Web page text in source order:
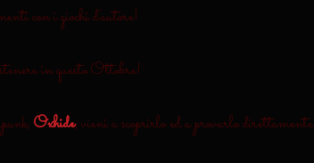
con i giochi d'autore!
in questo Ottobre!
Oxhide, vieni a scoprirlo ed a provarlo